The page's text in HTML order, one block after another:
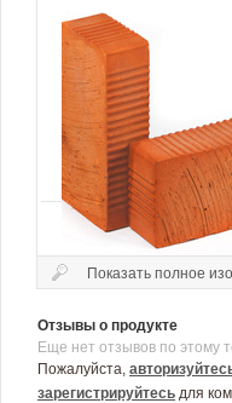
Показать полное
Отзывы о продукте
Еще нет отзывов по этому
Пожалуйста,
зарегистрируйтесь для